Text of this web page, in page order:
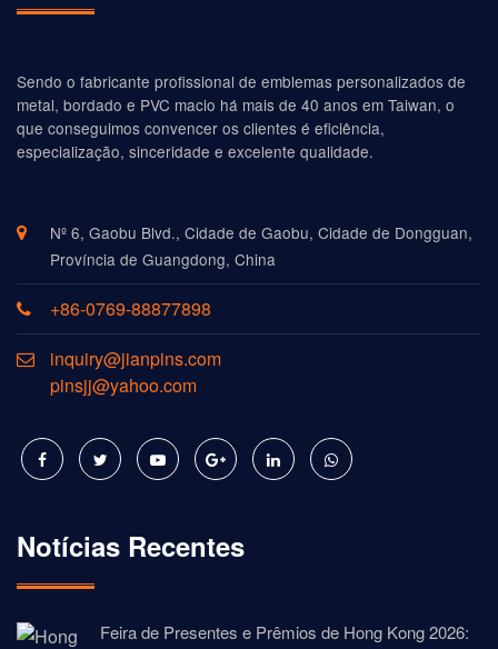
Sendo o fabricante profissional de emblemas personalizados de
metal, bordado e PVC macio há mais de 40 anos em Taiwan, o
que conseguimos convencer os clientes é eficiência,
especialização, sinceridade e excelente qualidade.
Nº 6, Gaobu Blvd., Cidade de Gaobu, Cidade de Dongguan,
Província de Guangdong, China
+86-0769-88877898
inquiry@jianpins.com
pinsjj@yahoo.com
Notícias Recentes
Feira de Presentes e Prêmios de Hong Kong 2026: